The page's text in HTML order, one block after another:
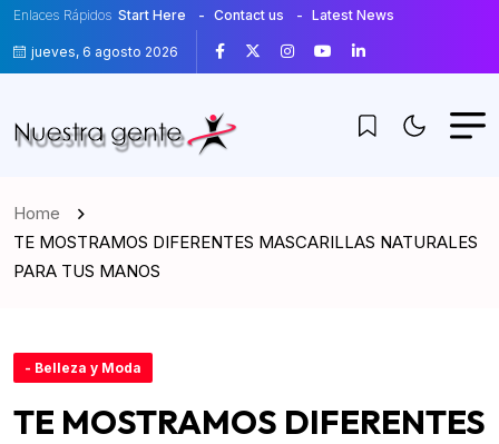
Enlaces Rápidos Start Here Contact us Latest News
jueves, 6 agosto 2026
Home
TE MOSTRAMOS DIFERENTES MASCARILLAS NATURALES
PARA TUS MANOS
- Belleza y Moda
TE MOSTRAMOS DIFERENTES